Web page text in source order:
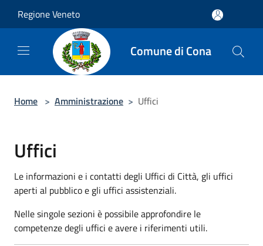
Regione Veneto
Comune di Cona
Home > Amministrazione > Uffici
Uffici
Le informazioni e i contatti degli Uffici di Città, gli uffici
aperti al pubblico e gli uffici assistenziali.
Nelle singole sezioni è possibile approfondire le
competenze degli uffici e avere i riferimenti utili.